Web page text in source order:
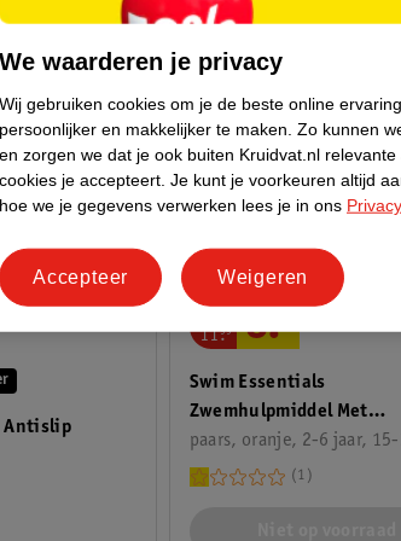
Antislip
Swim Essentials
Zwemhulpmiddel Met
Bloemenprint
paars, oranje, 2-6 jaar,
11.
99 8.
1
We waarderen je privacy
Wij gebruiken cookies om je de beste online
persoonlijker en makkelijker te maken. Zo kunnen
en zorgen we dat je ook buiten Kruidvat.nl relevante
cookies je accepteert. Je kunt je voorkeuren altijd
hoe we je gegevens verwerken lees je in ons
Weigeren
Accepteer